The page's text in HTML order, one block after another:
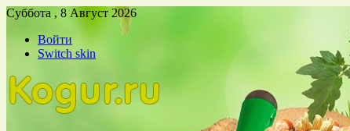
Суббота , 8 Август 2026
Войти
Switch skin